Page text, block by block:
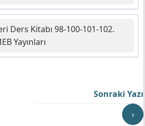
Ders Kitabı 98-100-101-102.
Yayınları
Sonraki Yazı
›